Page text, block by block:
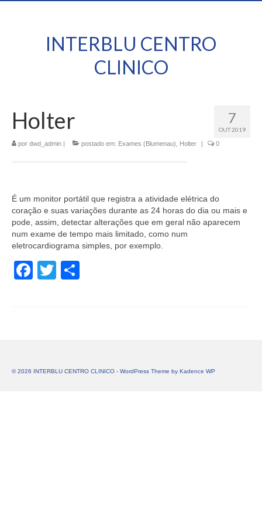
INTERBLU CENTRO
CLINICO
7
OUT 2019
Holter
por dwd_admin | postado em: Exames (Blumenau) Holter | 0
É um monitor portátil que registra a atividade elétrica do
coração e suas variações durante as 24 horas do dia ou mais e
pode, assim, detectar alterações que em geral não aparecem
num exame de tempo mais limitado, como num
eletrocardiograma simples, por exemplo.
Facebook
Twitter
© 2026 INTERBLU CENTRO CLINICO - WordPress Theme by Kadence WP